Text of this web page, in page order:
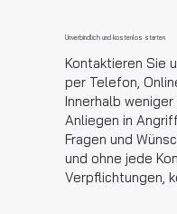
Unverbindlich und kostenlos starten
Kontaktieren Sie
per Telefon,
Innerhalb
Anliegen in
Fragen und
und ohne jede
Verpflichtungen,